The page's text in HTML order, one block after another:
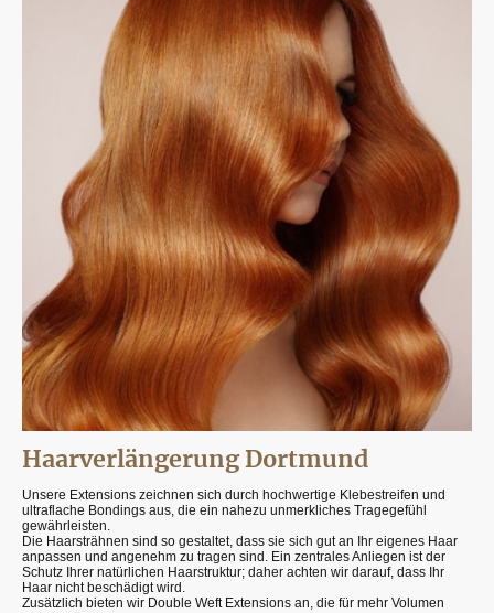
Haarverlängerung Dortmund
Unsere Extensions zeichnen sich durch hochwertige Klebestreifen und
ultraflache Bondings aus, die ein nahezu unmerkliches Tragegefühl
gewährleisten.
Die Haarsträhnen sind so gestaltet, dass sie sich gut an Ihr eigenes Haar
anpassen und angenehm zu tragen sind. Ein zentrales Anliegen ist der
Schutz Ihrer natürlichen Haarstruktur; daher achten wir darauf, dass Ihr
Haar nicht beschädigt wird.
Zusätzlich bieten wir Double Weft Extensions an, die für mehr Volumen